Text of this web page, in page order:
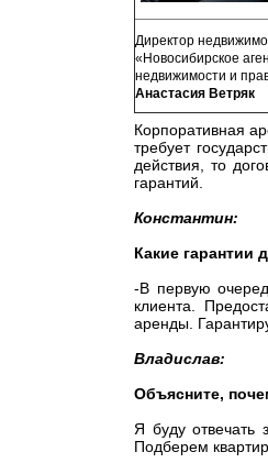
Директор
«Новосибирское
недвижимости и
Анастасия Ветряк
Корпоративная
требует
действия, то
гарантий.
Константин:
Какие гарантии
-В первую
клиента.
аренды.
Владислав:
Объясните,
Я буду отвечать
Подберем